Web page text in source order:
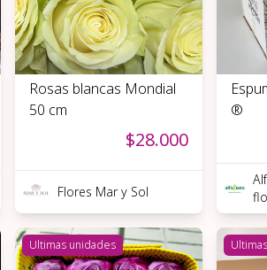
Rosas blancas Mondial
50 cm
$28.000
Flores Mar y Sol
®
Ultimas unidades